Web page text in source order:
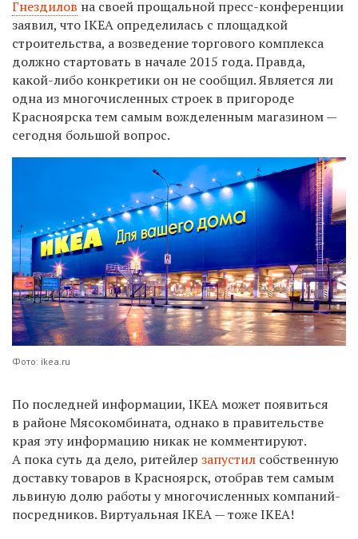
Гнездилов на своей прощальной пресс-конференции
заявил, что IKEA определилась с площадкой
строительства, а возведение торгового комплекса
должно стартовать в начале 2015 года. Правда,
какой-либо конкретики он не сообщил. Является ли
одна из многочисленных строек в пригороде
Красноярска тем самым вожделенным магазином —
сегодня большой вопрос.
Фото: ikea.ru
По последней информации, IKEA может появиться
в районе Мясокомбината, однако в правительстве
края эту информацию никак не комментируют.
А пока суть да дело, ритейлер запустил собственную
доставку товаров в Красноярск, отобрав тем самым
львиную долю работы у многочисленных компаний-
посредников. Виртуальная IKEA — тоже IKEA!